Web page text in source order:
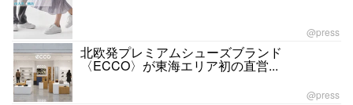
@press
北欧発プレミアムシューズブランド
〈ECCO〉が東海エリア初の直営...
@press